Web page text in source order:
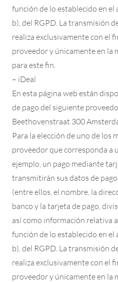
función de lo establecido en
b), del RGPD. La transmisión
realiza exclusivamente con el
proveedor y únicamente en la
para este fin.
– iDeal
En esta página web están
de pago del siguiente
Beethovenstraat 300
Para la elección de uno de los
proveedor que corresponda a
ejemplo, un pago mediante
transmitirán sus datos de
(entre ellos, el nombre, la
banco y la tarjeta de pago,
así como información relativa
función de lo establecido en
b), del RGPD. La transmisión
realiza exclusivamente con el
proveedor y únicamente en la